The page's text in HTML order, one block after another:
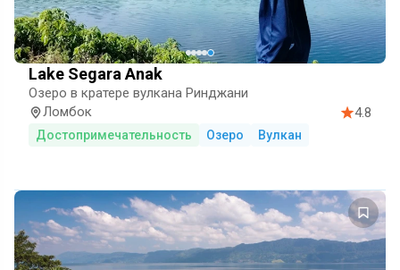
Lake Segara Anak
Озеро в кратере вулкана Ринджани
Ломбок
4.8
Достопримечательность Озеро Вулкан